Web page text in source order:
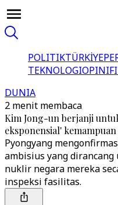
POLITIKTÜRKİYE
TEKNOLOGIOPINI
DUNIA
2 menit membaca
Kim Jong-un berjanji
eksponensial'
Pyongyang
ambisius yang
nuklir negara mereka
inspeksi fasilitas.